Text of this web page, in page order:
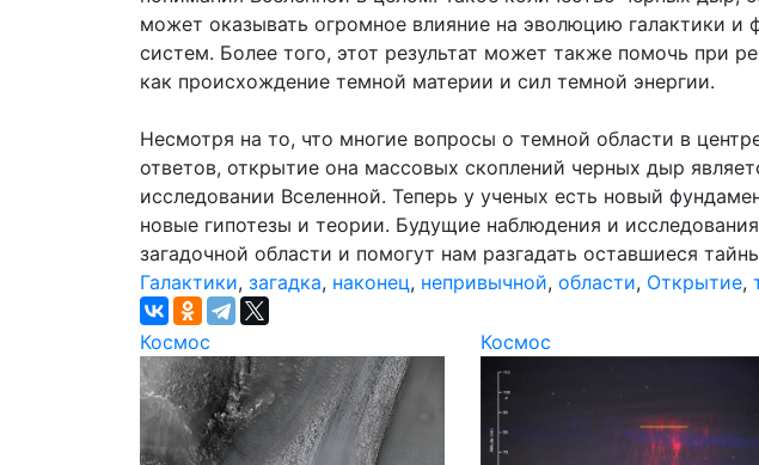
может оказывать огромное влияние на эволюцию галактики и
систем. Более того, этот результат может также помочь при
как происхождение темной материи и сил темной энергии.
Несмотря на то, что многие вопросы о темной области в
ответов, открытие она массовых скоплений черных дыр
исследовании Вселенной. Теперь у ученых есть новый
новые гипотезы и теории. Будущие наблюдения и
загадочной области и помогут нам разгадать оставшиеся
Галактики, загадка, наконец, непривычной, области, Открытие,
Космос Космос